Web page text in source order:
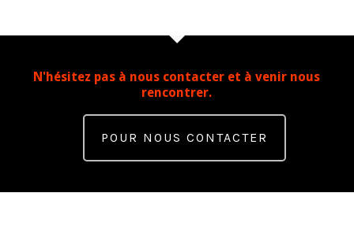
N'hésitez pas à nous contacter et à venir nous
rencontrer.
POUR NOUS CONTACTER